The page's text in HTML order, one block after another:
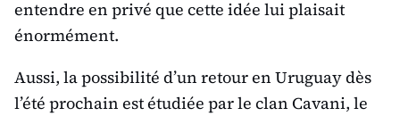
entendre en privé que cette idée lui plaisait
énormément.
Aussi, la possibilité d’un retour en Uruguay dès
l’été prochain est étudiée par le clan Cavani, le